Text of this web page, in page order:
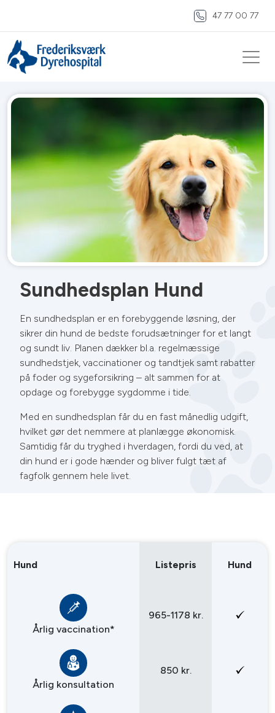
47 77 00 77
Sundhedsplan Hund
En sundhedsplan er en forebyggende løsning, der
sikrer din hund de bedste forudsætninger for et langt
og sundt liv. Planen dækker bl.a. regelmæssige
sundhedstjek, vaccinationer og tandtjek samt rabatter
på foder og sygeforsikring – alt sammen for at
opdage og forebygge sygdomme i tide.
Med en sundhedsplan får du en fast månedlig udgift,
hvilket gør det nemmere at planlægge økonomisk.
Samtidig får du tryghed i hverdagen, fordi du ved, at
din hund er i gode hænder og bliver fulgt tæt af
fagfolk gennem hele livet.
Hund Listepris Hund
Årlig vaccination*
965-1178 kr.
Årlig konsultation
850 kr.